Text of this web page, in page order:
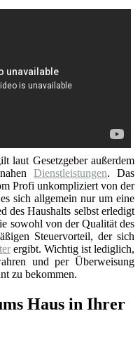
laut Gesetzgeber außerdem
Dienstleistungen. Das
Profi unkompliziert von der
sich allgemein nur um eine
des Haushalts selbst erledigt
sowohl von der Qualität des
Steuervorteil, der sich
ergibt. Wichtig ist lediglich,
und per Überweisung
zu bekommen.
Haus in Ihrer